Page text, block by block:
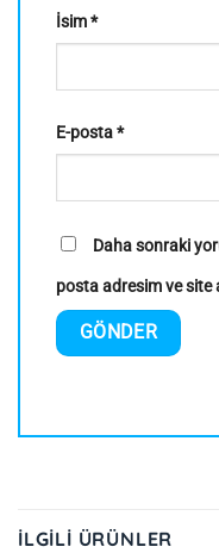
İsim*
E-posta*
Daha sonraki
posta adresim ve site
İLGILI ÜRÜNLER